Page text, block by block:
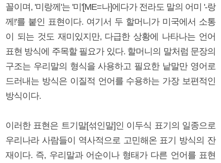
꼴이며, '미랑께'는 '미'[ME=나]에다가 전라도 말의 어미 '-랑
께!'를 붙인 표현이다. 여기서 두 할머니가 미국에서 소통
이 되는 것도 재미있지만, 다급한 상황에 나타나는 언어
표현 방식에 주목할 필요가 있다. 할머니의 말처럼 문장의
구조는 우리말의 형식을 사용하고 필요한 낱말만 영어로
드러내는 방식은 이질적 언어를 수용하는 가장 보편적인
방식이다.
이러한 표현은 트기말[섞인말]인 이두식 표기의 일종으로
우리나라 사람들이 역사적으로 고민해온 표기 방식의 잔
재이다. 즉, 우리말과 어순이나 형태가 다른 언어를 표현